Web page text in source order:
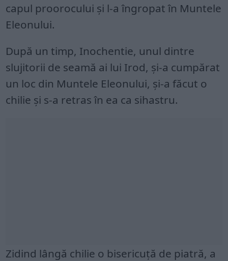
capul proorocului şi l-a îngropat în Muntele
Eleonului.
După un timp, Inochentie, unul dintre
slujitorii de seamă ai lui Irod, şi-a cumpărat
un loc din Muntele Eleonului, şi-a făcut o
chilie şi s-a retras în ea ca sihastru.
Zidind lângă chilie o bisericuţă de piatră, a